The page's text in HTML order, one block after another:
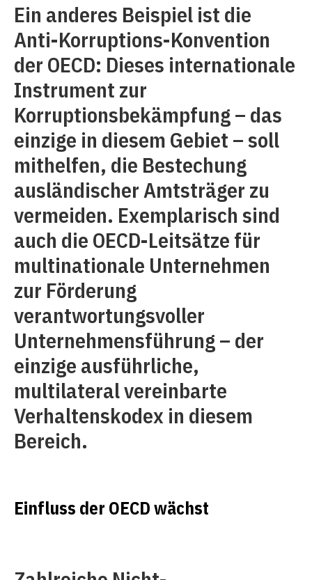
Ein anderes Beispiel ist die
Anti-Korruptions-Konvention
der OECD: Dieses internationale
Instrument zur
Korruptionsbekämpfung – das
einzige in diesem Gebiet – soll
mithelfen, die Bestechung
ausländischer Amtsträger zu
vermeiden. Exemplarisch sind
auch die OECD-Leitsätze für
multinationale Unternehmen
zur Förderung
verantwortungsvoller
Unternehmensführung – der
einzige ausführliche,
multilateral vereinbarte
Verhaltenskodex in diesem
Bereich.
Einfluss der OECD wächst